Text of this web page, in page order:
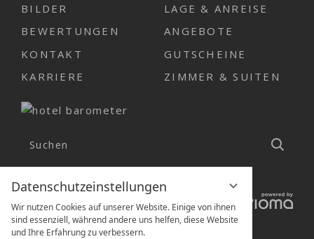
Datenschutzeinstellungen
Wir nutzen Cookies auf unserer Website. Einige von ihnen
sind essenziell, während andere uns helfen, diese Website
und Ihre Erfahrung zu verbessern.
BILDER
BEWERTUNGEN
KONTAKT
KARRIERE
LAGE & ANREISE
ANGEBOTE
GUTSCHEINE
ZIMMER & SUITEN